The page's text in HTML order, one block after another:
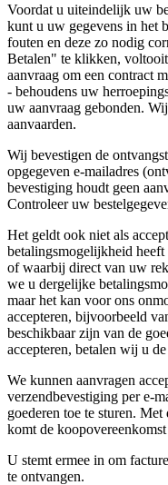
Voordat u uiteindelijk uw
kunt u uw gegevens in het
fouten en deze zo nodig
Betalen" te klikken,
aanvraag om een contract
- behoudens uw
uw aanvraag gebonden.
aanvaarden.
Wij bevestigen de
opgegeven e-mailadres
bevestiging houdt geen
Controleer uw
Het geldt ook niet als
betalingsmogelijkheid
of waarbij direct van uw
we u dergelijke
maar het kan voor ons
accepteren, bijvoorbeeld
beschikbaar zijn van de
accepteren, betalen wij u
We kunnen aanvragen
verzendbevestiging per e-
goederen toe te sturen.
komt de
U stemt ermee in om
te ontvangen.